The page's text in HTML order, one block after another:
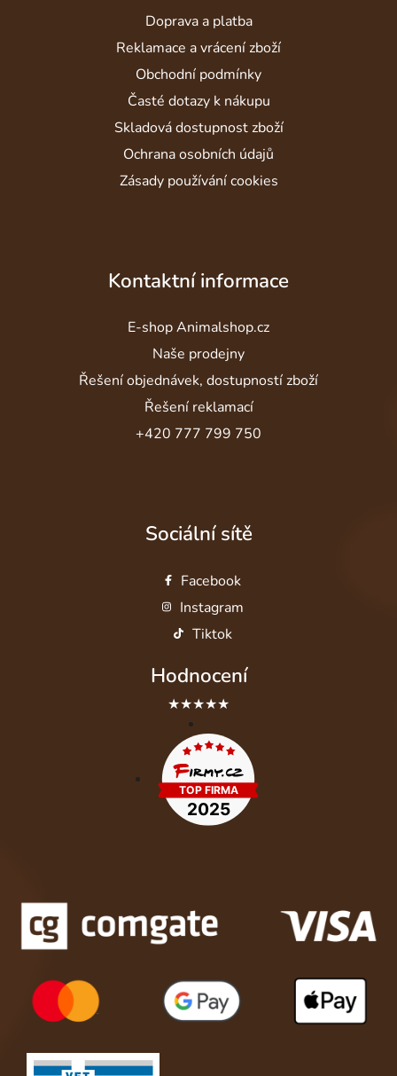
Doprava a platba
Reklamace a vrácení zboží
Obchodní podmínky
Časté dotazy k nákupu
Skladová dostupnost zboží
Ochrana osobních údajů
Zásady používání cookies
Kontaktní informace
E-shop Animalshop.cz
Naše prodejny
Řešení objednávek, dostupností zboží
Řešení reklamací
+420 777 799 750
Sociální sítě
Facebook
Instagram
Tiktok
Hodnocení
★★★★★